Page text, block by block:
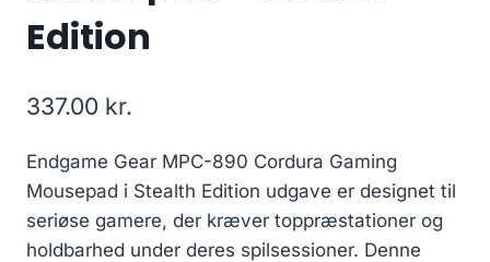
Edition
337.00 kr.
Endgame Gear MPC-890 Cordura Gaming
Mousepad i Stealth Edition udgave er designet til
seriøse gamere, der kræver toppræstationer og
holdbarhed under deres spilsessioner. Denne